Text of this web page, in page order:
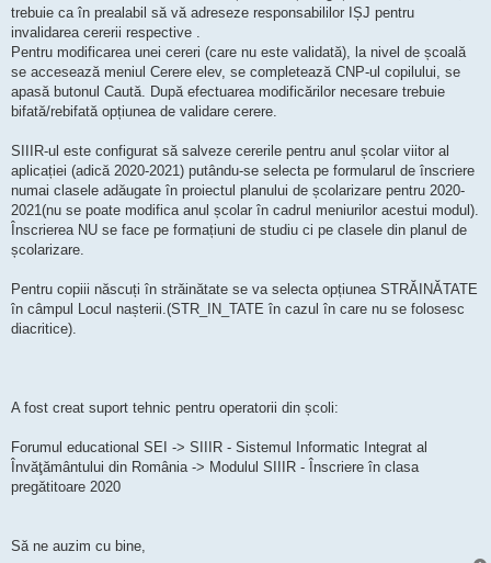
trebuie ca în prealabil să vă adreseze responsabililor IȘJ pentru
invalidarea cererii respective .
Pentru modificarea unei cereri (care nu este validată), la nivel de școală
se accesează meniul Cerere elev, se completează CNP-ul copilului, se
apasă butonul Caută. După efectuarea modificărilor necesare trebuie
bifată/rebifată opțiunea de validare cerere.
SIIIR-ul este configurat să salveze cererile pentru anul școlar viitor al
aplicației (adică 2020-2021) putându-se selecta pe formularul de înscriere
numai clasele adăugate în proiectul planului de școlarizare pentru 2020-
2021(nu se poate modifica anul școlar în cadrul meniurilor acestui modul).
Înscrierea NU se face pe formațiuni de studiu ci pe clasele din planul de
școlarizare.
Pentru copiii născuți în străinătate se va selecta opțiunea STRĂINĂTATE
în câmpul Locul nașterii.(STR_IN_TATE în cazul în care nu se folosesc
diacritice).
A fost creat suport tehnic pentru operatorii din școli:
Forumul educational SEI -> SIIIR - Sistemul Informatic Integrat al
Învăţământului din România -> Modulul SIIIR - Înscriere în clasa
pregătitoare 2020
Să ne auzim cu bine,